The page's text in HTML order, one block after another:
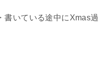
書いている途中にXmas